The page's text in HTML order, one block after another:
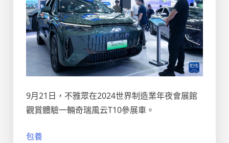
9月21日，不雅眾在2024世界制造業年夜會展館
觀賞體驗一輛奇瑞風云T10參展車。
包養